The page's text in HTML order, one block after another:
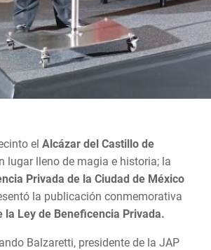
el Alcázar del Castillo de
lugar lleno de magia e historia; la
Privada de la Ciudad de México
la publicación conmemorativa
la Ley de Beneficencia Privada.
Balzaretti, presidente de la JAP